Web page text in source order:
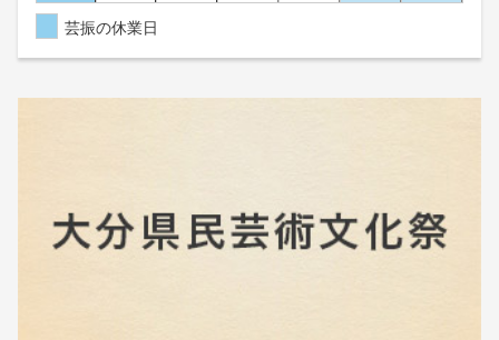
芸振の休業日